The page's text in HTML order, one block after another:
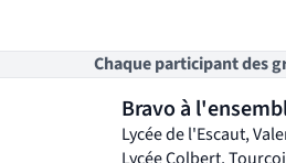
Chaque participant des
Bravo à
Lycée de l'Escaut,